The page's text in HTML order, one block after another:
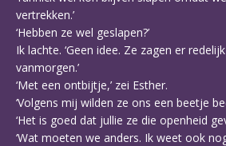
vertrekken.’
‘Hebben ze wel geslapen?’
Ik lachte. ‘Geen idee. Ze zagen er
vanmorgen.’
‘Met een ontbijtje,’ zei Esther.
‘Volgens mij wilden ze ons een beetje
‘Het is goed dat jullie ze die openheid
‘Wat moeten we anders. Ik weet ook